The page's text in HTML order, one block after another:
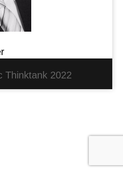
Thinktank 2022